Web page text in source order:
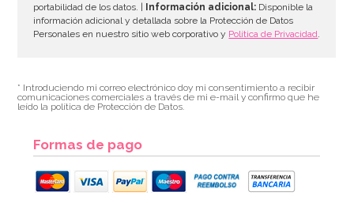
portabilidad de los datos. |
Información adicional: Disponible la
información adicional y detallada sobre la Protección de Datos
Personales en nuestro sitio web corporativo y Política de Privacidad.
* Introduciendo mi correo electrónico doy mi consentimiento a recibir
comunicaciones comerciales a través de mi e-mail y confirmo que he
leído la política de Protección de Datos.
Formas de pago